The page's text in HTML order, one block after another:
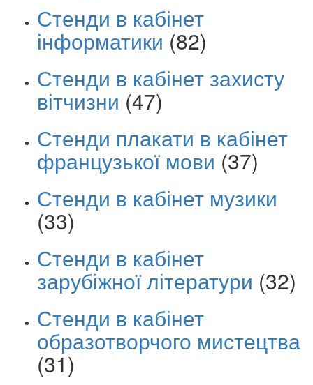
Стенди в кабінет
інформатики (82)
Стенди в кабінет захисту
вітчизни (47)
Стенди плакати в кабінет
французької мови (37)
Стенди в кабінет музики
(33)
Стенди в кабінет
зарубіжної літератури (32)
Стенди в кабінет
образотворчого мистецтва
(31)